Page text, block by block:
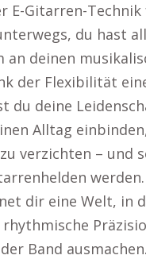
E-Gitarren-Technik
du hast
an deinen
der Flexibilität
du deine
Alltag
verzichten – und
werden.
dir eine Welt, in
Band ausmachen.